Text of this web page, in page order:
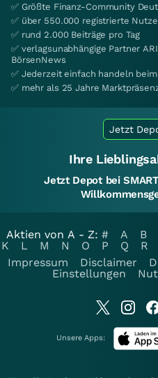
✅ Größte Finanz-Community
✅ über 550.000 registrierte
✅ rund 2.000 Beiträge pro Tag
✅ verlagsunabhängige Partner
BörsenNews
✅ Jederzeit einfach handeln beim
✅ mehr als 25 Jahre
Jetzt
Ihre
Jetzt Depot bei
Aktien von A - Z: # A B
K
L M N O P Q R
Impressum
Disclaimer
Einstellungen
Unsere Apps: